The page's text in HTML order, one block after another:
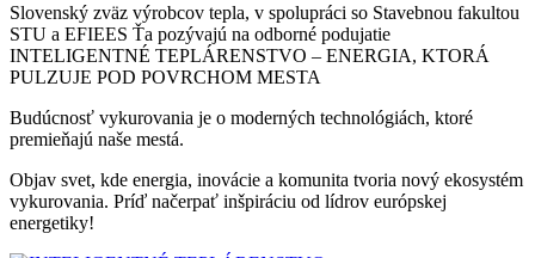
Slovenský zväz výrobcov tepla, v spolupráci so Stavebnou fakultou
STU a EFIEES Ťa pozývajú na odborné podujatie
INTELIGENTNÉ TEPLÁRENSTVO – ENERGIA, KTORÁ
PULZUJE POD POVRCHOM MESTA
Budúcnosť vykurovania je o moderných technológiách, ktoré
premieňajú naše mestá.
Objav svet, kde energia, inovácie a komunita tvoria nový ekosystém
vykurovania. Príď načerpať inšpiráciu od lídrov európskej
energetiky!